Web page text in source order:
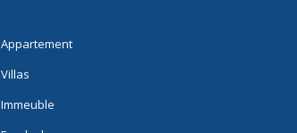
Appartement
Villas
Immeuble